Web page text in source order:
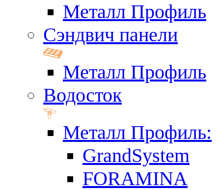
Металл Профиль
Сэндвич панели
Металл Профиль
Водосток
Металл Профиль:
GrandSystem
FORAMINA